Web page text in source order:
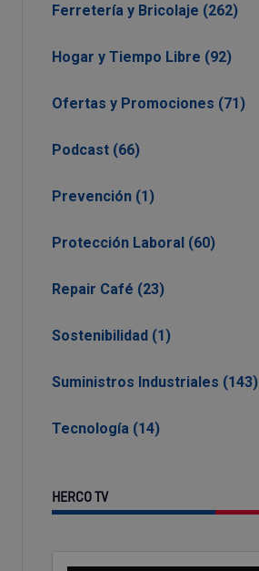
Ferretería y Bricolaje (262)
Hogar y Tiempo Libre (92)
Ofertas y Promociones (71)
Podcast (66)
Prevención (1)
Protección Laboral (60)
Repair Café (23)
Sostenibilidad (1)
Suministros Industriales (143)
Tecnología (14)
HERCO TV